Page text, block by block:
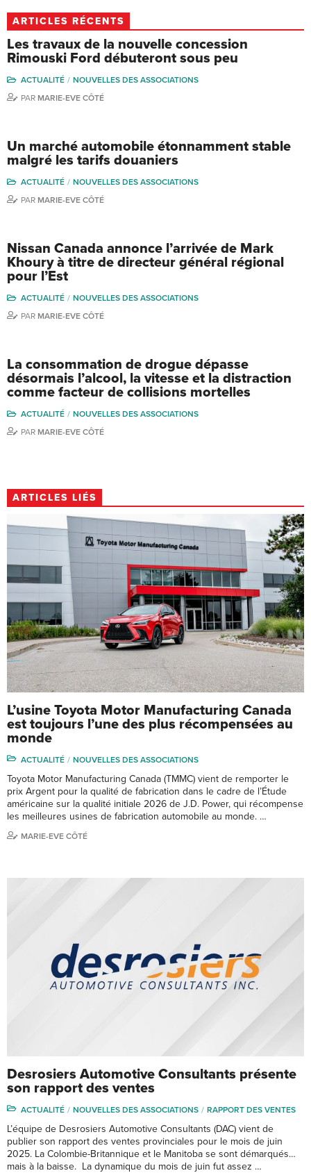
ARTICLES RÉCENTS
Les travaux de la nouvelle concession
Rimouski Ford débuteront sous peu
ACTUALITÉ
NOUVELLES DES ASSOCIATIONS
PAR MARIE-EVE CÔTÉ
Un marché automobile étonnamment stable
malgré les tarifs douaniers
ACTUALITÉ
NOUVELLES DES ASSOCIATIONS
PAR MARIE-EVE CÔTÉ
Nissan Canada annonce l’arrivée de Mark
Khoury à titre de directeur général régional
pour l’Est
ACTUALITÉ
NOUVELLES DES ASSOCIATIONS
PAR MARIE-EVE CÔTÉ
La consommation de drogue dépasse
désormais l’alcool, la vitesse et la distraction
comme facteur de collisions mortelles
ACTUALITÉ
NOUVELLES DES ASSOCIATIONS
PAR MARIE-EVE CÔTÉ
ARTICLES LIÉS
L’usine Toyota Motor Manufacturing Canada
est toujours l’une des plus récompensées au
monde
ACTUALITÉ NOUVELLES DES ASSOCIATIONS
Toyota Motor Manufacturing Canada (TMMC) vient de remporter le
prix Argent pour la qualité de fabrication dans le cadre de l’Étude
américaine sur la qualité initiale 2026 de J.D. Power, qui récompense
les meilleures usines de fabrication automobile au monde. …
MARIE-EVE CÔTÉ
Desrosiers Automotive Consultants présente
son rapport des ventes
ACTUALITÉ NOUVELLES DES ASSOCIATIONS RAPPORT DES VENTES
L’équipe de Desrosiers Automotive Consultants (DAC) vient de
publier son rapport des ventes provinciales pour le mois de juin
2025. La Colombie-Britannique et le Manitoba se sont démarqués…
mais à la baisse. La dynamique du mois de juin fut assez …